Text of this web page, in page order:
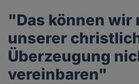
"Das können wir
unserer
Überzeugung
vereinbaren"